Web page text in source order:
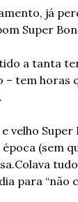
já
Super
a tanta
tem horas
velho Super
época (sem
Colava
para “não